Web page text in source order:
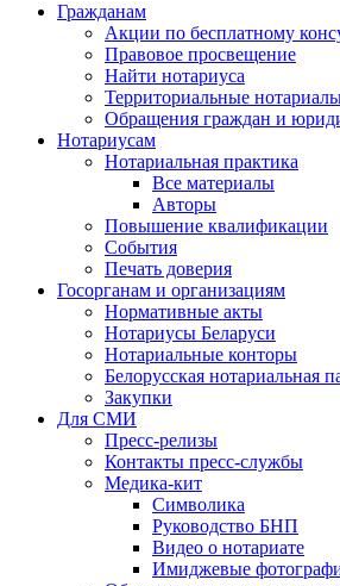
Гражданам
Акции по бесплатному
Правовое просвещение
Найти нотариуса
Территориальные
Обращения граждан и
Нотариусам
Нотариальная практика
Все материалы
Авторы
Повышение квалификации
События
Печать доверия
Госорганам и организациям
Нормативные акты
Нотариусы Беларуси
Нотариальные конторы
Белорусская нотариальная
Закупки
Для СМИ
Пресс-релизы
Контакты пресс-службы
Медика-кит
Символика
Руководство БНП
Видео о нотариате
Имиджевые